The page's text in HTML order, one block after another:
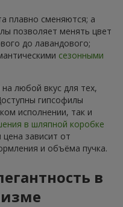
плавно сменяются; а
позволяет менять цвет
до лавандового;
сезонными
любой вкус для тех,
гипсофилы
исполнении, так и
в шляпной коробке
зависит от
и объёма пучка.
в